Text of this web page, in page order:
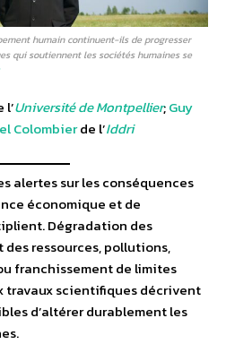
humain continuent-ils de progresser
qui soutiennent les sociétés humaines se
l’Université de Montpellier;Guy
Colombierde l’Iddri
alertes sur les conséquences
économique et de
Dégradation des
ressources, pollutions,
franchissement de limites
travaux scientifiques décrivent
d’altérer durablement les